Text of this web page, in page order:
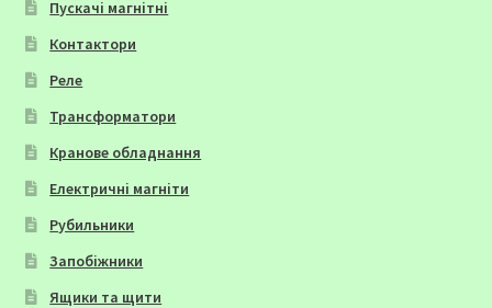
Пускачі магнітні
Контактори
Реле
Трансформатори
Кранове обладнання
Електричні магніти
Рубильники
Запобіжники
Ящики та щити